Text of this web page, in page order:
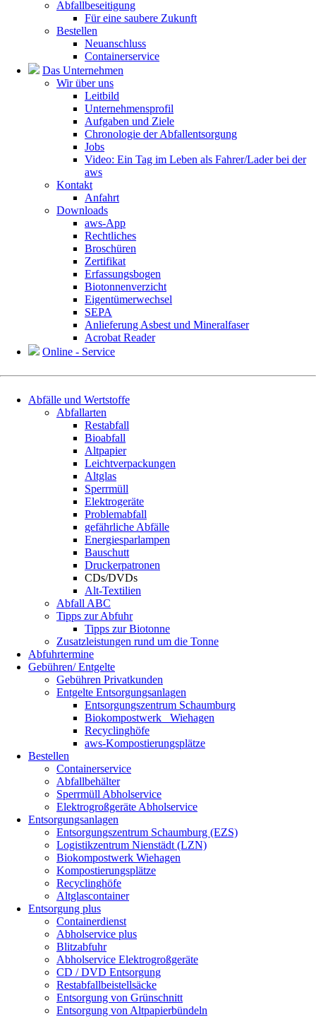
Abfallbeseitigung
Für eine saubere Zukunft
Bestellen
Neuanschluss
Containerservice
Das Unternehmen
Wir über uns
Leitbild
Unternehmensprofil
Aufgaben und Ziele
Chronologie der Abfallentsorgung
Jobs
Video: Ein Tag im Leben als Fahrer/Lader bei der
aws
Kontakt
Anfahrt
Downloads
aws-App
Rechtliches
Broschüren
Zertifikat
Erfassungsbogen
Biotonnenverzicht
Eigentümerwechsel
SEPA
Anlieferung Asbest und Mineralfaser
Acrobat Reader
Online - Service
überspringenAbfälle und Wertstoffe
Abfallarten
Restabfall
Bioabfall
Altpapier
Leichtverpackungen
Altglas
Sperrmüll
Elektrogeräte
Problemabfall
gefährliche Abfälle
Energiesparlampen
Bauschutt
Druckerpatronen
CDs/DVDs
Alt-Textilien
Abfall ABC
Tipps zur Abfuhr
Tipps zur Biotonne
Zusatzleistungen rund um die Tonne
Abfuhrtermine
Gebühren/ Entgelte
Gebühren Privatkunden
Entgelte Entsorgungsanlagen
Entsorgungszentrum Schaumburg
Biokompostwerk Wiehagen
Recyclinghöfe
aws-Kompostierungsplätze
Bestellen
Containerservice
Abfallbehälter
Sperrmüll Abholservice
Elektrogroßgeräte Abholservice
Entsorgungsanlagen
Entsorgungszentrum Schaumburg (EZS)
Logistikzentrum Nienstädt (LZN)
Biokompostwerk Wiehagen
Kompostierungsplätze
Recyclinghöfe
Altglascontainer
Entsorgung plus
Containerdienst
Abholservice plus
Blitzabfuhr
Abholservice Elektrogroßgeräte
CD / DVD Entsorgung
Restabfallbeistellsäcke
Entsorgung von Grünschnitt
Entsorgung von Altpapierbündeln